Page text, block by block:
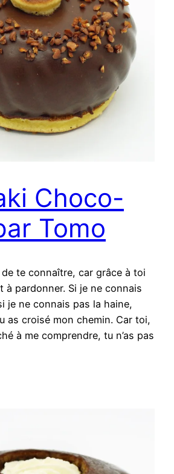
Choco-
Tomo
de te connaître, car grâce à toi
à pardonner. Si je ne connais
je ne connais pas la haine,
as croisé mon chemin. Car toi,
à me comprendre, tu n’as pas